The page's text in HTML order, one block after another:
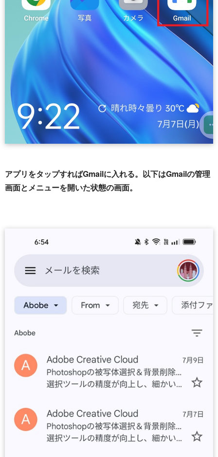
アプリをタップすればGmailに入れる。以下はGmailの管理
画面とメニューを開いた状態の画面。